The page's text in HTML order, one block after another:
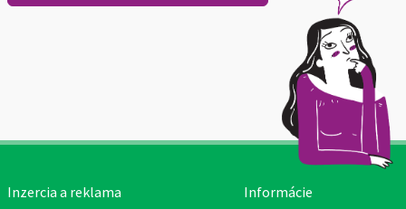
Inzercia a reklama
Informácie